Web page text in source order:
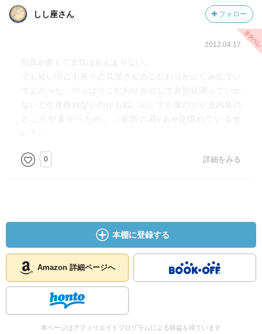
しし座さん フォロー
2012.04.17
写真が多くて文章はあんまりない。
でも短い中にも各々の花屋さんのこだわりがにじみ出てい
てよかった。やっぱりこだわりを出して差別化測っていか
ないと生き残れないのかもね。にしても金のかかる内装の
ところが多かったが。（近所の花yあw見慣れているせ
い？）
0 詳細をみる
本棚に登録する
Amazon 詳細ページへ
本ページはアフィリエイトプログラムによる収益を得ています